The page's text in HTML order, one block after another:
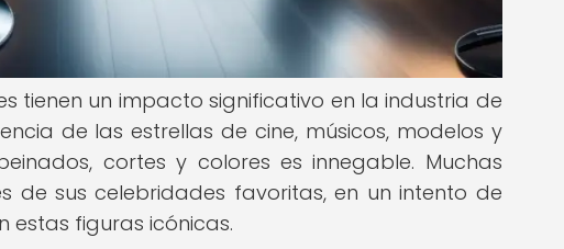
tienen un impacto significativo en la industria de
de las estrellas de cine, músicos, modelos y
cortes y colores es innegable. Muchas
de sus celebridades favoritas, en un intento de
figuras icónicas.